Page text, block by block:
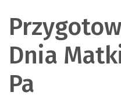
Dnia
Pa